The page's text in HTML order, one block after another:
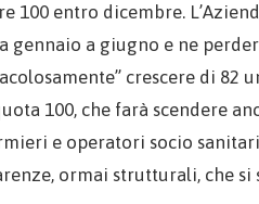
100 entro dicembre.
a giugno e ne
crescere di
100, che farà scendere
e operatori socio
ormai strutturali, che si